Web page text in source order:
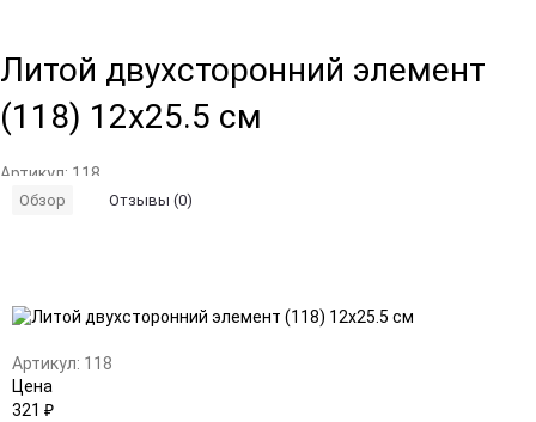
Литой двухсторонний элемент
(118) 12х25.5 см
Артикул: 118
Обзор Отзывы (0)
в
к
Артикул: 118
Цена
321 ₽